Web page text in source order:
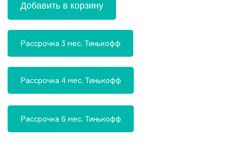
Добавить в корзину
Рассрочка 3 мес. Тинькофф
Рассрочка 4 мес. Тинькофф
Рассрочка 6 мес. Тинькофф